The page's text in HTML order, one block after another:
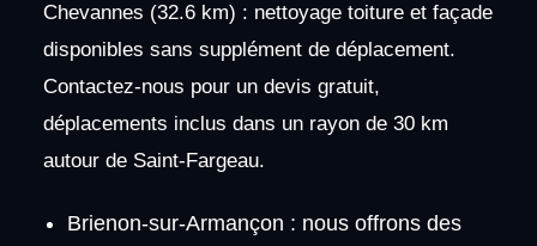
Chevannes (32.6 km) : nettoyage toiture et façade
disponibles sans supplément de déplacement.
Contactez-nous pour un devis gratuit,
déplacements inclus dans un rayon de 30 km
autour de Saint-Fargeau.
Brienon-sur-Armançon : nous offrons des